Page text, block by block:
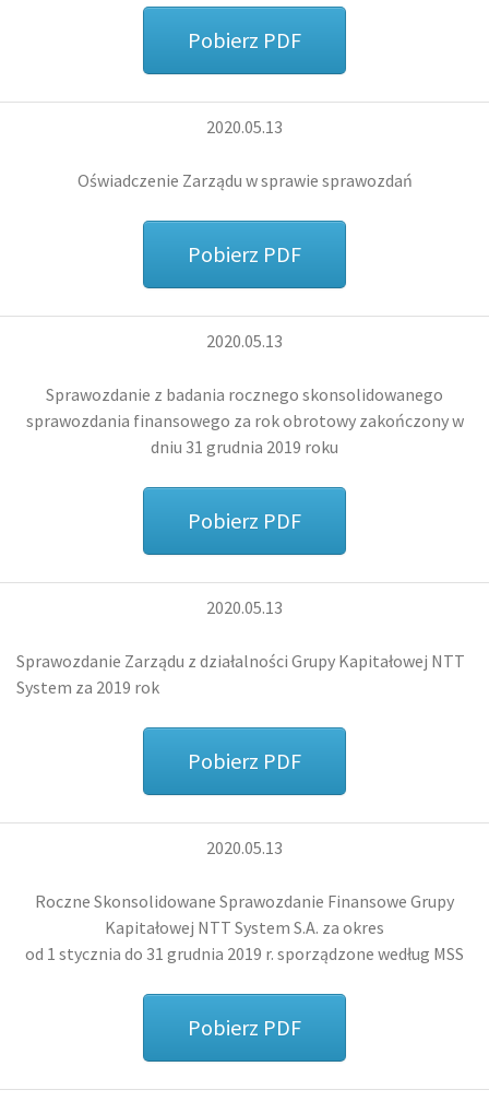
Pobierz PDF
2020.05.13
Oświadczenie Zarządu w sprawie sprawozdań
Pobierz PDF
2020.05.13
Sprawozdanie z badania rocznego skonsolidowanego
sprawozdania finansowego za rok obrotowy zakończony w
dniu 31 grudnia 2019 roku
Pobierz PDF
2020.05.13
Sprawozdanie Zarządu z działalności Grupy Kapitałowej NTT
System za 2019 rok
Pobierz PDF
2020.05.13
Roczne Skonsolidowane Sprawozdanie Finansowe Grupy
Kapitałowej NTT System S.A. za okres
od 1 stycznia do 31 grudnia 2019 r. sporządzone według MSS
Pobierz PDF